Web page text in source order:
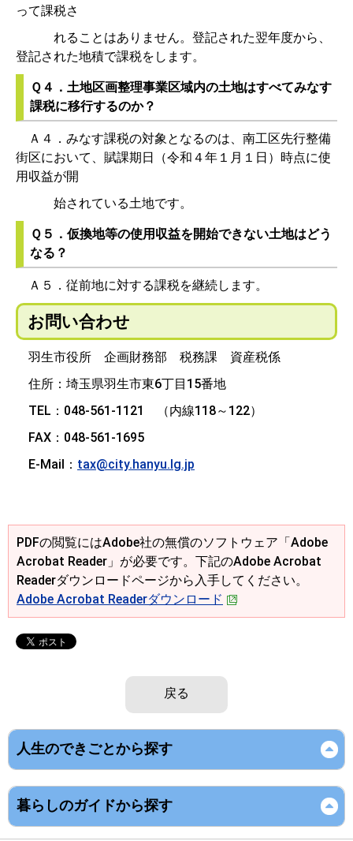
って課税さ
れることはありません。登記された翌年度から、
登記された地積で課税をします。
Ｑ４．土地区画整理事業区域内の土地はすべてみなす
課税に移行するのか？
Ａ４．みなす課税の対象となるのは、南工区先行整備
街区において、賦課期日（令和４年１月１日）時点に使
用収益が開
始されている土地です。
Ｑ５．仮換地等の使用収益を開始できない土地はどう
なる？
Ａ５．従前地に対する課税を継続します。
お問い合わせ
羽生市役所 企画財務部 税務課 資産税係
住所：埼玉県羽生市東6丁目15番地
TEL：048-561-1121 （内線118～122）
FAX：048-561-1695
E-Mail： tax@city.hanyu.lg.jp
PDFの閲覧にはAdobe社の無償のソフトウェア「Adobe
Acrobat Reader」が必要です。下記のAdobe Acrobat
Readerダウンロードページから入手してください。
Adobe Acrobat Readerダウンロード
戻る
人生のできごとから探す
暮らしのガイドから探す